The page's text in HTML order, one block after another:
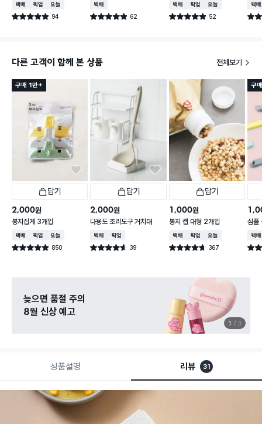
택배배송매장픽업오늘배송
별점 4.9점 94
건 작성
택배배송
별점 4.9점 62
건 작성
택배배송매장픽업오늘배송
별점 4.9점 52
건 작성
택배
별점
다른 고객이 함께 본 상품 전체보기
구매 1만+
담기
2,000원
봉지집게 3개입
택배배송매장픽업오늘배송
별점 4.9점 850
건 작성
담기
2,000원
다용도 조리도구 거치대
택배배송매장픽업
별점 4.6점 39
건 작성
담기
1,000원
봉지 캡 대형 2개입
택배배송매장픽업오늘배송
별점 4.7점 367
건 작성
구
심플
택배
별점
늦으면 품절 주의
8월 신상 예고
1 3
상품설명 리뷰 31